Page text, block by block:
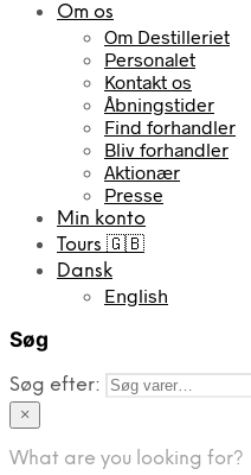
Om os
Om Destilleriet
Personalet
Kontakt os
Åbningstider
Find forhandler
Bliv forhandler
Aktionær
Presse
Min konto
Tours 🇬🇧
Dansk
English
Søg
Søg efter:
×
What are you looking for?